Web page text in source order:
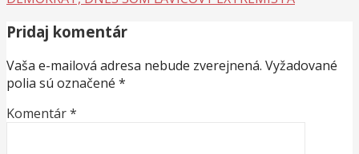
Pridaj komentár
Vaša e-mailová adresa nebude zverejnená. Vyžadované
polia sú označené *
Komentár*